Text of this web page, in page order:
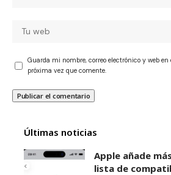
Guarda mi nombre, correo electrónico y web en
próxima vez que comente.
Últimas noticias
Apple añade
lista de